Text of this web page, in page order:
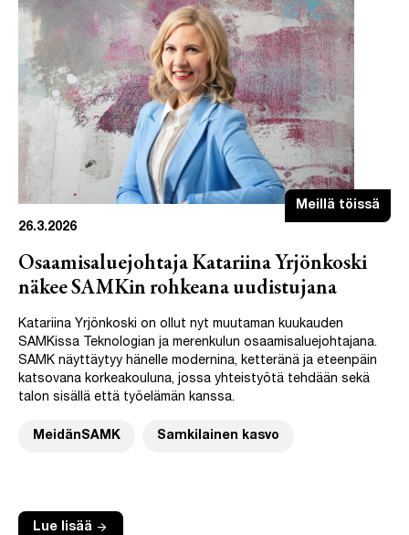
Meillä töissä
26.3.2026
Osaamisaluejohtaja Katariina Yrjönkoski
näkee SAMKin rohkeana uudistujana
Katariina Yrjönkoski on ollut nyt muutaman kuukauden
SAMKissa Teknologian ja merenkulun osaamisaluejohtajana.
SAMK näyttäytyy hänelle modernina, ketteränä ja eteenpäin
katsovana korkeakouluna, jossa yhteistyötä tehdään sekä
talon sisällä että työelämän kanssa.
MeidänSAMK Samkilainen kasvo
Lue lisää arrow_forward